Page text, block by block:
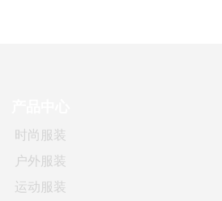
时尚服装
户外服装
运动服装